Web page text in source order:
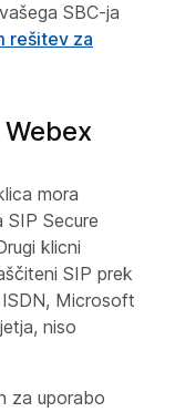
SBC-ja
rešitev za
mora
Secure
klicni
SIP prek
Microsoft
niso
za uporabo